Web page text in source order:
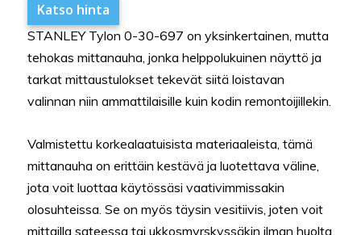
Katso hinta
STANLEY Tylon 0-30-697 on yksinkertainen, mutta
tehokas mittanauha, jonka helppolukuinen näyttö ja
tarkat mittaustulokset tekevät siitä loistavan
valinnan niin ammattilaisille kuin kodin remontoijillekin.
Valmistettu korkealaatuisista materiaaleista, tämä
mittanauha on erittäin kestävä ja luotettava väline,
jota voit luottaa käytössäsi vaativimmissakin
olosuhteissa. Se on myös täysin vesitiivis, joten voit
mittailla sateessa tai ukkosmyrskyssäkin ilman huolta